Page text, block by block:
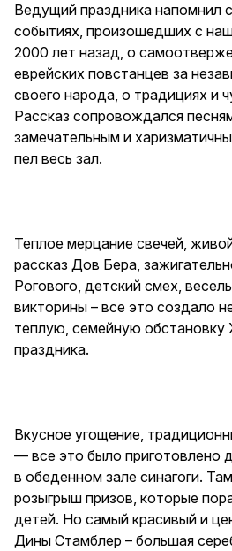
Ведущий праздника напомнил
событиях, произошедших с
2000 лет назад, о
еврейских повстанцев за
своего народа, о традициях и
Рассказ сопровождался
замечательным и
пел весь зал.
Теплое мерцание свечей,
рассказ Дов Бера,
Рогового, детский смех,
викторины – все это создало
теплую, семейную обстановку
праздника.
Вкусное угощение,
— все это было приготовлено
в обеденном зале синагоги.
розыгрыш призов, которые
детей. Но самый красивый и
Дины Стамблер – большая